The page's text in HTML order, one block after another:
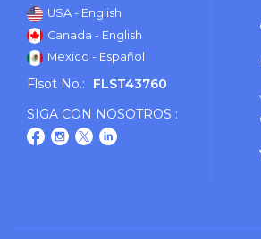
USA - English
Canada - English
Mexico - Español
Flsot No.:
FLST43760
SIGA CON NOSOTROS :